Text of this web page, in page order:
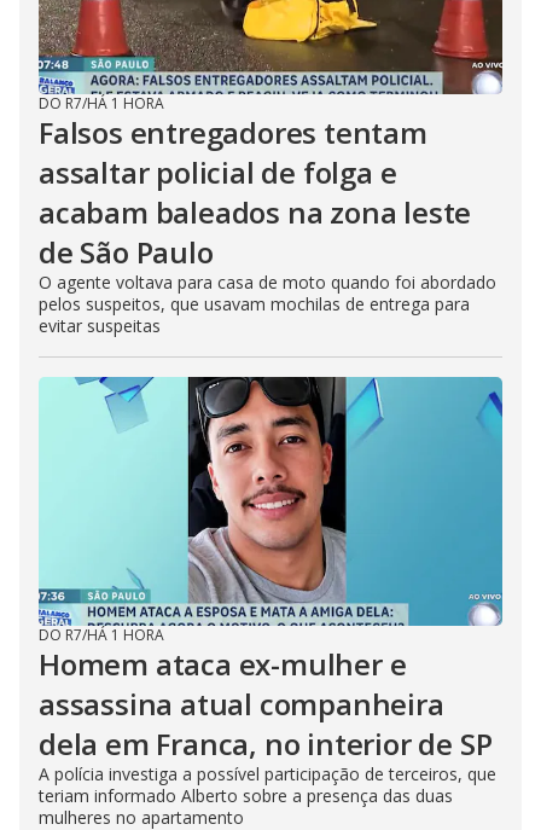
DO R7/HÁ 1 HORA
Falsos entregadores tentam
assaltar policial de folga e
acabam baleados na zona leste
de São Paulo
O agente voltava para casa de moto quando foi abordado
pelos suspeitos, que usavam mochilas de entrega para
evitar suspeitas
DO R7/HÁ 1 HORA
Homem ataca ex-mulher e
assassina atual companheira
dela em Franca, no interior de SP
A polícia investiga a possível participação de terceiros, que
teriam informado Alberto sobre a presença das duas
mulheres no apartamento